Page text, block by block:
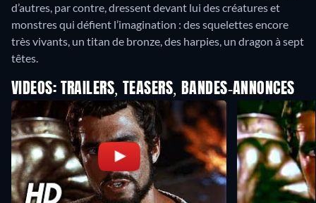
d’autres, par contre, dressent devant lui des créatures et
monstres qui défient l’imagination : des squelettes encore
très vivants, un titan de bronze, des harpies, un dragon à sept
têtes.
VIDEOS: TRAILERS, TEASERS, BANDES-ANNONCES